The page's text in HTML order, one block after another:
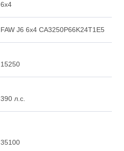
6x4
FAW J6 6x4 CA3250P66K24T1E5
15250
390 л.с.
35100